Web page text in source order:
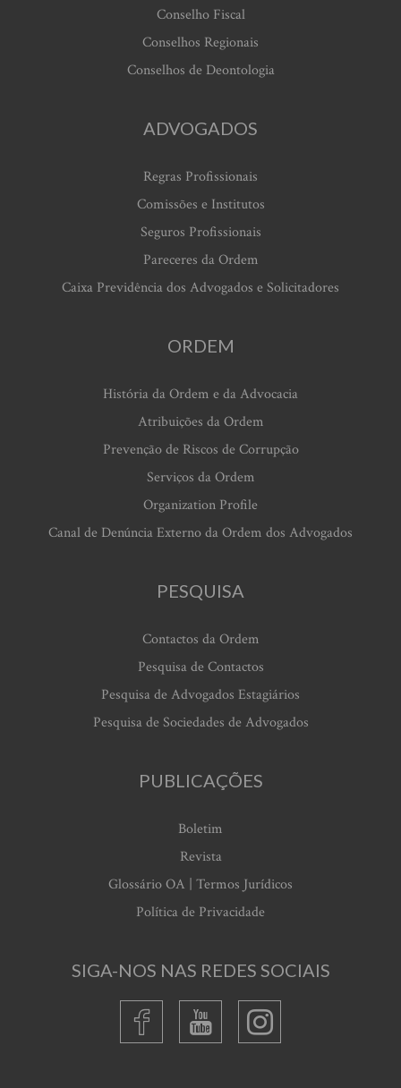
Conselho Fiscal
Conselhos Regionais
Conselhos de Deontologia
ADVOGADOS
Regras Profissionais
Comissões e Institutos
Seguros Profissionais
Pareceres da Ordem
Caixa Previdência dos Advogados e Solicitadores
ORDEM
História da Ordem e da Advocacia
Atribuições da Ordem
Prevenção de Riscos de Corrupção
Serviços da Ordem
Organization Profile
Canal de Denúncia Externo da Ordem dos Advogados
PESQUISA
Contactos da Ordem
Pesquisa de Contactos
Pesquisa de Advogados Estagiários
Pesquisa de Sociedades de Advogados
PUBLICAÇÕES
Boletim
Revista
Glossário OA | Termos Jurídicos
Política de Privacidade
SIGA-NOS NAS REDES SOCIAIS